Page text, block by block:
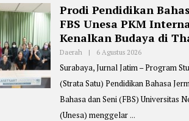
:
J
B
G
Prodi Pendidikan
FBS Unesa PKM
Kenalkan Budaya di
Daerah | 6 Agustus 2026O
E
R
E
P
Surabaya, Jurnal Jatim – Program
(Strata Satu) Pendidikan Bahasa
Bahasa dan Seni (FBS) Universitas
(Unesa) menggelar